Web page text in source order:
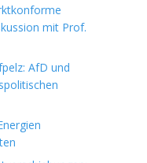
mit Prof.
AfD und